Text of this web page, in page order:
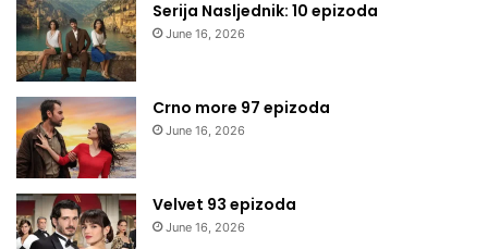
Serija Nasljednik: 10 epizoda
June 16, 2026
Crno more 97 epizoda
June 16, 2026
Velvet 93 epizoda
June 16, 2026